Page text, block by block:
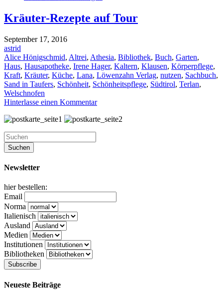
Kräuter-Rezepte auf Tour
September 17, 2016
astrid
Alice Hönigschmid, Altrei, Athesia, Bibliothek, Buch, Garten,
Haus, Hausapotheke, Irene Hager, Kaltern, Klausen, Körperpflege,
Kraft, Kräuter, Küche, Lana, Löwenzahn Verlag, nutzen, Sachbuch,
Sand in Taufers, Schönheit, Schönheitspflege, Südtirol, Terlan,
Welschnofen
Hinterlasse einen Kommentar
Newsletter
hier bestellen:
Email
Norma
Italienisch
Ausland
Medien
Institutionen
Bibliotheken
Neueste Beiträge